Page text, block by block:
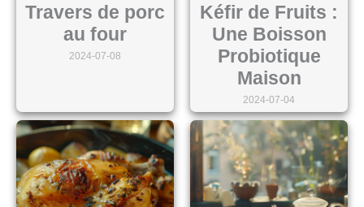
Travers de porc
au four
2024-07-08
Kéfir de Fruits :
Une Boisson
Probiotique
Maison
2024-07-04